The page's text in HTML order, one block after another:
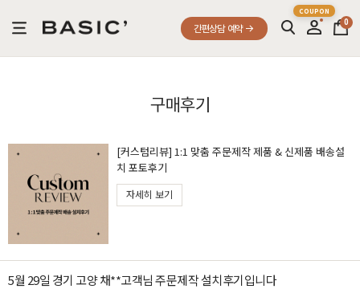
간편상담 예약
0
구매후기
[커스텀리뷰] 1:1 맞춤 주문제작 제품 & 신제품 배송설
치 포토후기
자세히 보기
5월 29일 경기 고양 채**고객님 주문제작 설치후기입니다